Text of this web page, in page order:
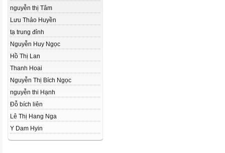
nguyễn thị Tâm
Lưu Thảo Huyền
tạ trung đỉnh
Nguyễn Huy Ngọc
Hồ Thị Lan
Thanh Hoai
Nguyễn Thị Bích Ngọc
nguyễn thi Hạnh
Đỗ bích liên
Lê Thị Hang Nga
Y Dam Hyin